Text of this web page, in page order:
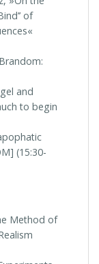
of
and
to begin
(15:30-
Method of